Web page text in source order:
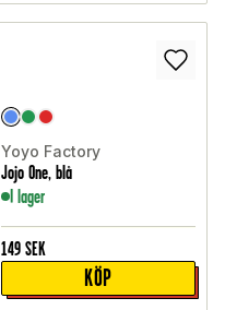
Yoyo Factory
Jojo One, blå
I lager
149 SEK
KÖP